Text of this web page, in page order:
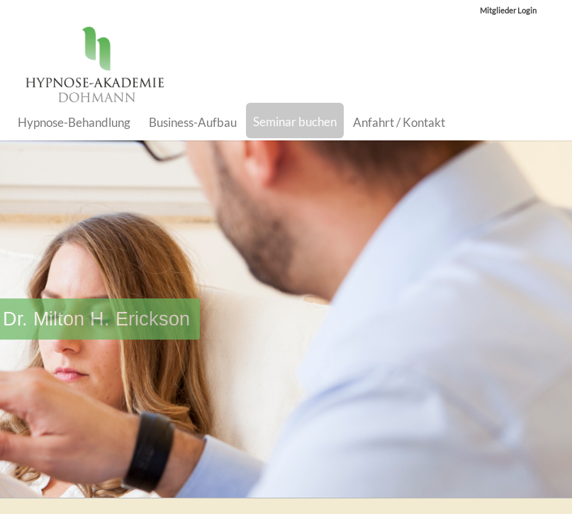
Mitglieder Login
Hypnose-Behandlung Business-Aufbau Seminar buchen Anfahrt / Kontakt
Dr. Milton H. Erickson